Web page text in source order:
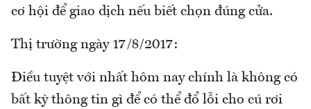
cơ hội để giao dịch nếu biết chọn đúng cửa.
Thị trường ngày 17/8/2017:
Điều tuyệt với nhất hôm nay chính là không có
bất kỳ thông tin gì để có thể đổ lỗi cho cú rơi